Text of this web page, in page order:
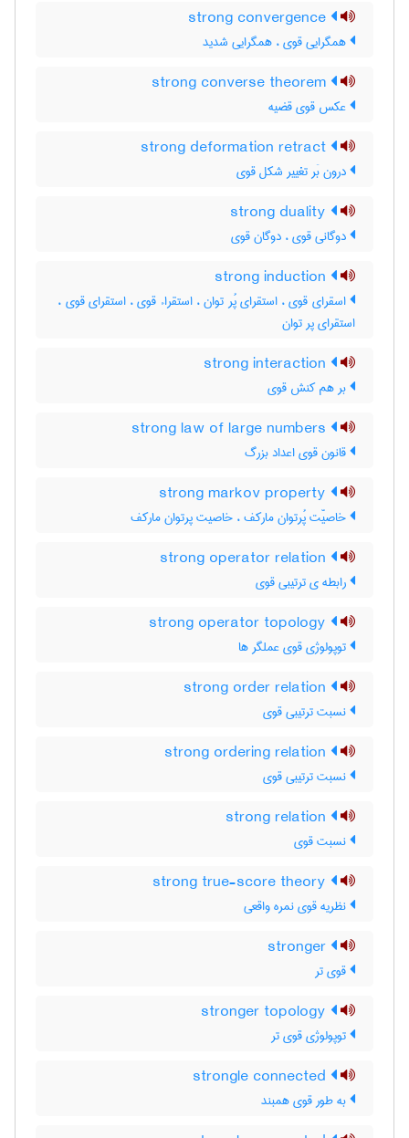
همگرایی قوی ، همگرایی شدید
عکس قوی قضیه
درون بَر تغییر شکل قوی
دوگانی قوی ، دوگان قوی
اسقرای قوی ، استقرای پُر توان ، استقراء قوی ، استقرای قوی ، ‌
استقرای پر توان
بر هم کنش قوی
قانون قوی اعداد بزرگ
خاصیّت پُرتوان مارکف ، خاصیت پرتوان مارکف
رابطه ی ترتیبی قوی
توپولوژی قوی عملگر ها
نسبت ترتیبی قوی
نسبت ترتیبی قوی
نسبت قوی
نظریه قوی نمره واقعی
قوی تر
توپولوژی قوی تر
به طور قوی همبند